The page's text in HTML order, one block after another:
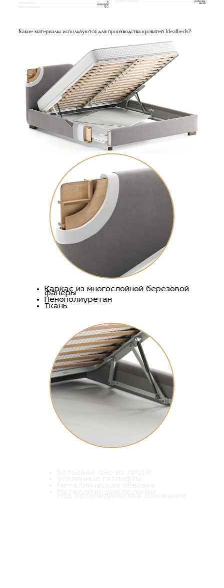
Тип изголовья
декором
Высота изголовья
120
Срок изготовления
рабочих
дней
Какие материалы используются для производства кроватей Idealbeds?
Каркас из многослойной березовой
фанеры
Пенополиуретан
Ткань